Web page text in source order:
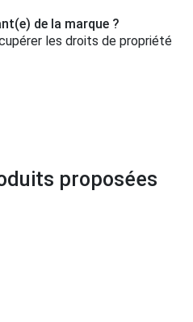
de la marque ?
les droits de propriété
proposées